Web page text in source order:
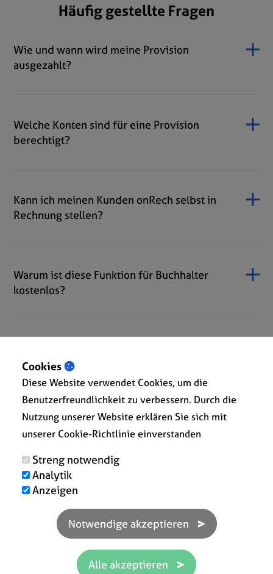
Häufig gestellte Fragen
Wie und wann wird meine Provision
ausgezahlt?
Welche Konten sind für eine Provision
berechtigt?
Kann ich meinen Kunden onRech selbst in
Rechnung stellen?
Warum ist diese Funktion für Buchhalter
kostenlos?
vorstellen?
Wie beginne ich mit onRech für Buchhalter?
Cookies
Diese Website verwendet Cookies, um die
Benutzerfreundlichkeit zu verbessern. Durch die
Nutzung unserer Website erklären Sie sich mit
unserer Cookie-Richtlinie einverstanden
Streng notwendig
Analytik
Anzeigen